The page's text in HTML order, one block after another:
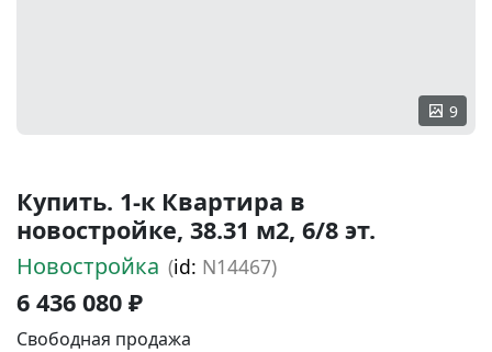
9
Купить. 1-к Квартира в
новостройке, 38.31 м2, 6/8 эт.
Новостройка (id: N14467)
6 436 080 ₽
Свободная продажа